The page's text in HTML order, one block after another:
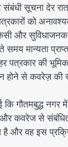
संबंधी सूचना देर
को
और सुविधाजनक
समय मान्यता
पत्रकार की
न होने से कवरेज़
कि गौतमबुद्ध
कवरेज से
है और वह इस